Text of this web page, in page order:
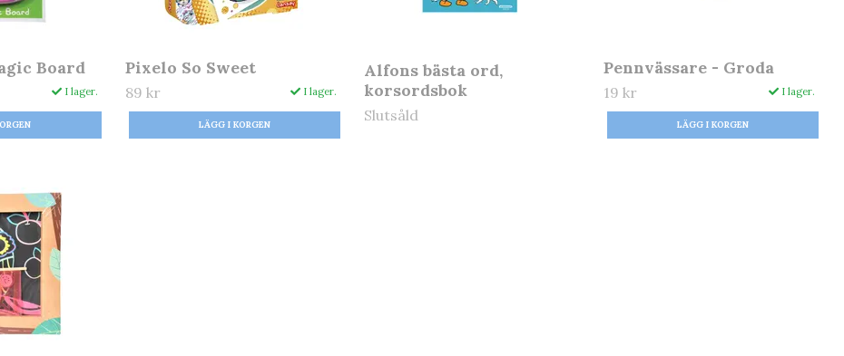
Board
I lager.
Pixelo So Sweet
89 kr I lager.
Alfons bästa ord,
korsordsbok
Slutsåld
Pennvässare - Groda
19 kr I lager.